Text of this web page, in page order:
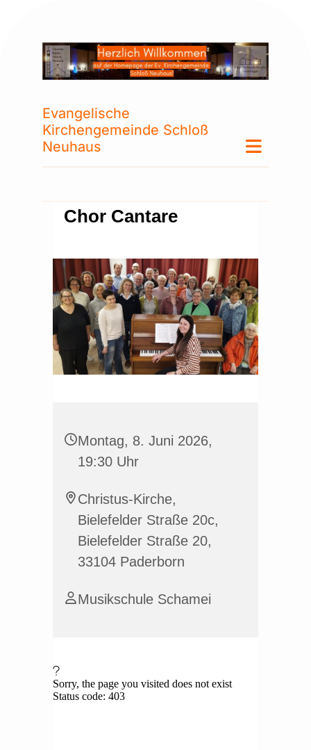
Evangelische
Kirchengemeinde Schloß
Neuhaus
Chor Cantare
Montag, 8. Juni 2026,
19:30 Uhr
Christus-Kirche,
Bielefelder Straße 20c,
Bielefelder Straße 20,
33104 Paderborn
Musikschule Schamei